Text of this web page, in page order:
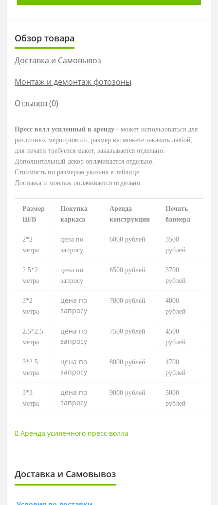
Обзор товара
Доставка и Самовывоз
Монтаж и демонтаж фотозоны
Отзывов (0)
Пресс волл усиленный в аренду - может использоваться для
различных мероприятий, размер вы можете заказать любой,
для печати требуется макет, заказывается отдельно.
Дополнительный декор оплачивается отдельно.
Стоимость по размерам указана в таблице.
Доставка и монтаж оплачивается отдельно.
Размер
Ш/В
Покупка
каркаса
Аренда
конструкции
Печать
баннера
2*2
метра
цена по
запросу
6000 рублей
3500
рублей
2.5*2
метра
цена по
запросу
6500 рублей
3700
рублей
3*2
метра
цена по
запросу
7000 рублей
4000
рублей
2.5*2.5
метра
цена по
запросу
7500 рублей
4500
рублей
3*2.5
метра
цена по
запросу
8000 рублей
4700
рублей
3*3
метра
цена по
запросу
9000 рублей
5000
рублей
Аренда усиленного пресс волла
Доставка и Самовывоз